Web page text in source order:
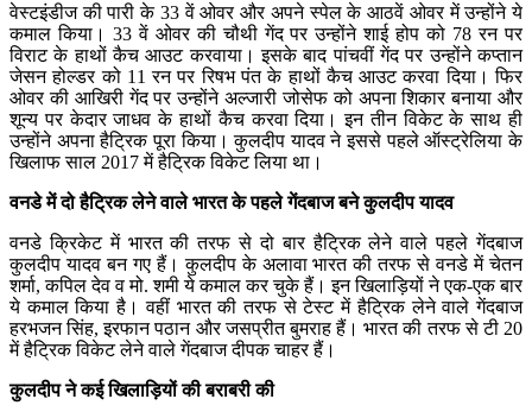
वेस्टइंडीज की पारी के 33 वें ओवर और अपने स्पेल के आठवें ओवर में उन्होंने ये
कमाल किया। 33 वें ओवर की चौथी गेंद पर उन्होंने शाई होप को 78 रन पर
विराट के हाथों कैच आउट करवाया। इसके बाद पांचवीं गेंद पर उन्होंने कप्तान
जेसन होल्डर को 11 रन पर रिषभ पंत के हाथों कैच आउट करवा दिया। फिर
ओवर की आखिरी गेंद पर उन्होंने अल्जारी जोसेफ को अपना शिकार बनाया और
शून्य पर केदार जाधव के हाथों कैच करवा दिया। इन तीन विकेट के साथ ही
उन्होंने अपना हैट्रिक पूरा किया। कुलदीप यादव ने इससे पहले ऑस्ट्रेलिया के
खिलाफ साल 2017 में हैट्रिक विकेट लिया था।
वनडे में दो हैट्रिक लेने वाले भारत के पहले गेंदबाज बने कुलदीप यादव
वनडे क्रिकेट में भारत की तरफ से दो बार हैट्रिक लेने वाले पहले गेंदबाज
कुलदीप यादव बन गए हैं। कुलदीप के अलावा भारत की तरफ से वनडे में चेतन
शर्मा, कपिल देव व मो. शमी ये कमाल कर चुके हैं। इन खिलाड़ियों ने एक-एक बार
ये कमाल किया है। वहीं भारत की तरफ से टेस्ट में हैट्रिक लेने वाले गेंदबाज
हरभजन सिंह, इरफान पठान और जसप्रीत बुमराह हैं। भारत की तरफ से टी 20
में हैट्रिक विकेट लेने वाले गेंदबाज दीपक चाहर हैं।
कुलदीप ने कई खिलाड़ियों की बराबरी की